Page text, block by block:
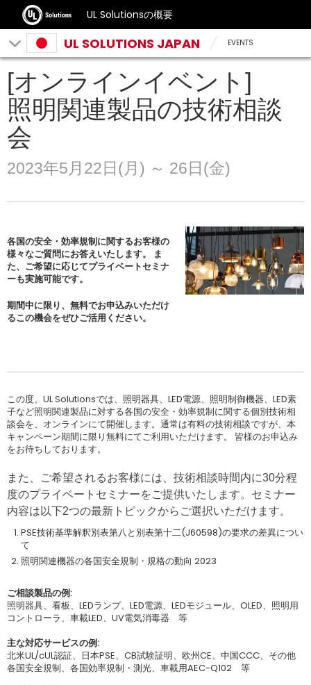
UL Solutionsの概要
UL SOLUTIONS JAPAN EVENTS
[オンラインイベント]
照明関連製品の技術相談
会
2023年5月22日(月) ～ 26日(金)
各国の安全・効率規制に関するお客様の
様々なご質問にお答えいたします。 ま
た、ご希望に応じてプライベートセミナ
ーも実施可能です。
期間中に限り、無料でお申込みいただけ
るこの機会をぜひご活用ください。
この度、UL Solutionsでは、照明器具、LED電源、照明制御機器、LED素
子など照明関連製品に対する各国の安全・効率規制に関する個別技術相
談会を、オンラインにて開催します。通常は有料の技術相談ですが、本
キャンペーン期間に限り無料にてご利用いただけます。 皆様のお申込み
をお待ちしております。
また、ご希望されるお客様には、技術相談時間内に30分程
度のプライベートセミナーをご提供いたします。セミナー
内容は以下2つの最新トピックからご選択いただけます。
PSE技術基準解釈別表第八と別表第十二(J60598)の要求の差異につい
て
照明関連機器の各国安全規制・規格の動向 2023
ご相談製品の例:
照明器具、看板、LEDランプ、LED電源、LEDモジュール、OLED、照明用
コントローラ、車載LED、UV電気消毒器 等
主な対応サービスの例:
北米UL/cUL認証、日本PSE、CB試験証明、欧州CE、中国CCC、その他
各国安全規制、各国効率規制・測光、車載用AEC-Q102 等